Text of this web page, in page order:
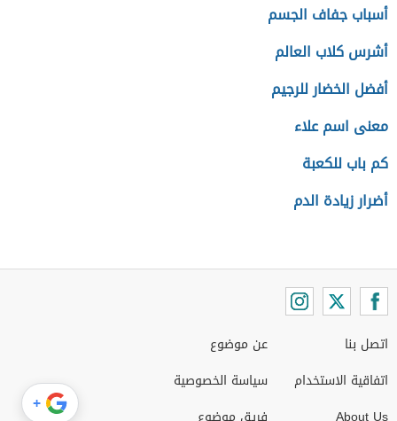
أسباب جفاف الجسم
أشرس كلاب العالم
أفضل الخضار للرجيم
معنى اسم علاء
كم باب للكعبة
أضرار زيادة الدم
اتصل بنا
اتفاقية الاستخدام
عن موضوع
سياسة الخصوصية
+